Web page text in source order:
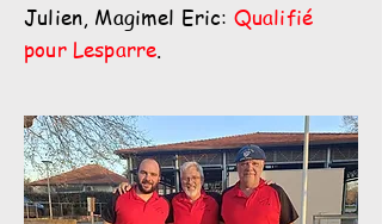
Julien, Magimel Eric: Qualifié
pour Lesparre.